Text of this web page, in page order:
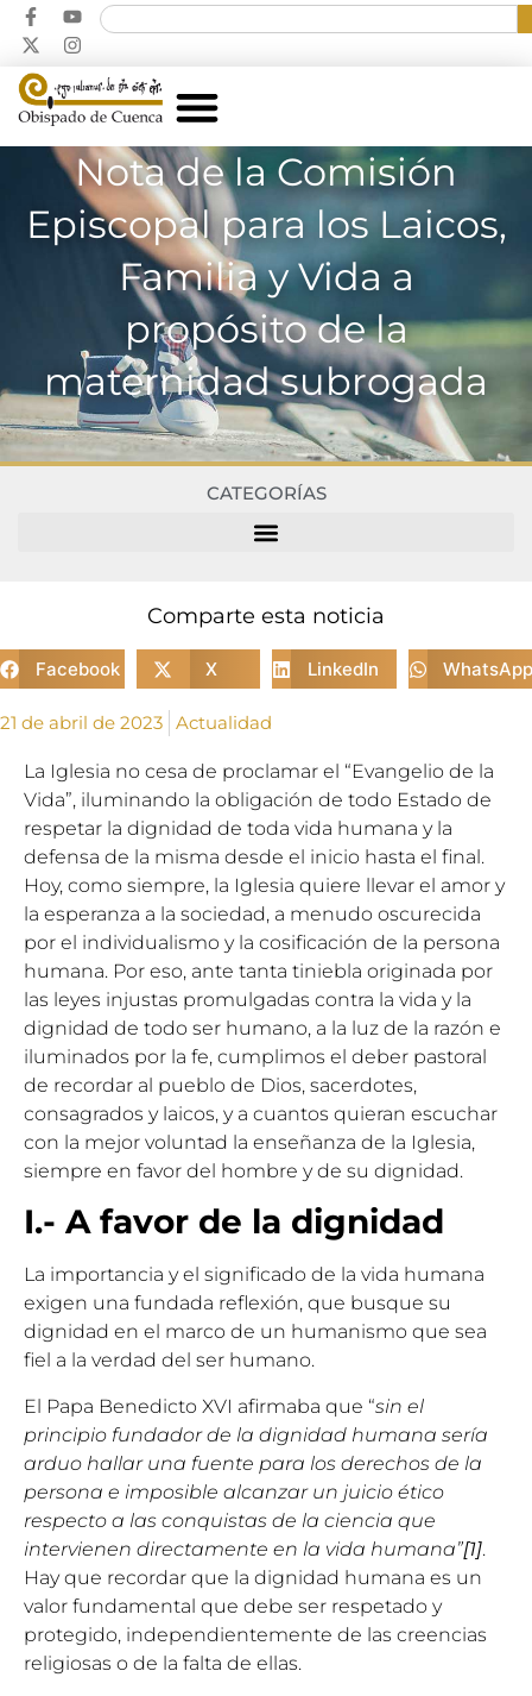
Nota de la Comisión
Episcopal para los Laicos,
Familia y Vida a
propósito de la
maternidad subrogada
CATEGORÍAS
Comparte esta noticia
Facebook X LinkedIn WhatsApp
21 de abril de 2023 Actualidad
La Iglesia no cesa de proclamar el “Evangelio de la
Vida”, iluminando la obligación de todo Estado de
respetar la dignidad de toda vida humana y la
defensa de la misma desde el inicio hasta el final.
Hoy, como siempre, la Iglesia quiere llevar el amor y
la esperanza a la sociedad, a menudo oscurecida
por el individualismo y la cosificación de la persona
humana. Por eso, ante tanta tiniebla originada por
las leyes injustas promulgadas contra la vida y la
dignidad de todo ser humano, a la luz de la razón e
iluminados por la fe, cumplimos el deber pastoral
de recordar al pueblo de Dios, sacerdotes,
consagrados y laicos, y a cuantos quieran escuchar
con la mejor voluntad la enseñanza de la Iglesia,
siempre en favor del hombre y de su dignidad.
I.- A favor de la dignidad
La importancia y el significado de la vida humana
exigen una fundada reflexión, que busque su
dignidad en el marco de un humanismo que sea
fiel a la verdad del ser humano.
El Papa Benedicto XVI afirmaba que “sin el
principio fundador de la dignidad humana sería
arduo hallar una fuente para los derechos de la
persona e imposible alcanzar un juicio ético
respecto a las conquistas de la ciencia que
intervienen directamente en la vida humana”[1].
Hay que recordar que la dignidad humana es un
valor fundamental que debe ser respetado y
protegido, independientemente de las creencias
religiosas o de la falta de ellas.